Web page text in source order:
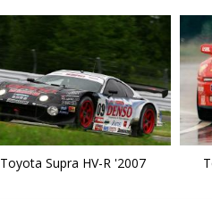
Toyota Supra HV-R '2007